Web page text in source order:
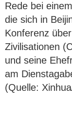
Rede bei
die sich in
Konferenz
Zivilisationen
und seine
am
(Quelle: